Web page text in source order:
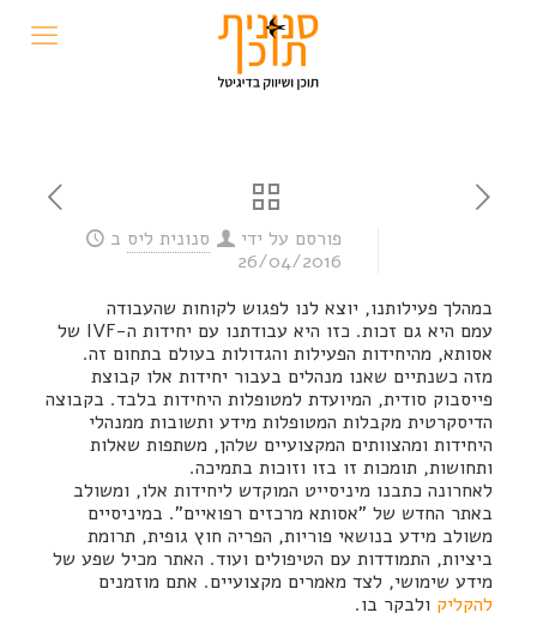
פורסם על ידי סנונית ליס ב
26/04/2016
במהלך פעילותנו, יוצא לנו לפגוש לקוחות שהעבודה
עמם היא גם זכות. כזו היא עבודתנו עם יחידות ה-IVF של
אסותא, מהיחידות הפעילות והגדולות בעולם בתחום זה.
מזה כשנתיים שאנו מנהלים בעבור יחידות אלו קבוצת
פייסבוק סודית, המיועדת למטופלות היחידות בלבד. בקבוצה
הדיסקרטית מקבלות המטופלות מידע ותשובות ממנהלי
היחידות ומהצוותים המקצועיים שלהן, משתפות שאלות
ותחושות, תומכות זו בזו וזוכות בתמיכה.
לאחרונה כתבנו מיניסייט המוקדש ליחידות אלו, ומשולב
באתר החדש של "אסותא מרכזים רפואיים". במיניסיים
משולב מידע בנושאי פוריות, הפריה חוץ גופית, תרומת
ביציות, התמודדות עם הטיפולים ועוד. האתר מכיל שפע של
מידע שימושי, לצד מאמרים מקצועיים. אתם מוזמנים
להקליק ולבקר בו.